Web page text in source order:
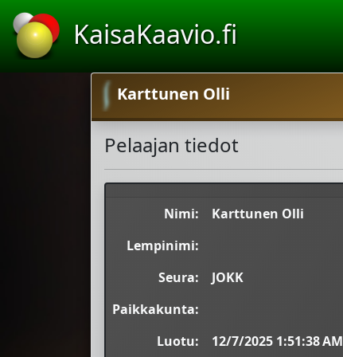
KaisaKaavio.fi
Karttunen Olli
Pelaajan tiedot
Nimi:
Karttunen Olli
Lempinimi:
Seura:
JOKK
Paikkakunta:
Luotu:
12/7/2025 1:51:38 AM